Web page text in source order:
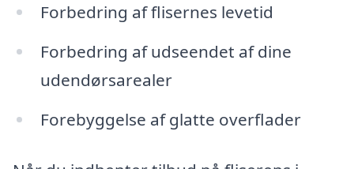
Forbedring af flisernes levetid
Forbedring af udseendet af dine
udendørsarealer
Forebyggelse af glatte overflader